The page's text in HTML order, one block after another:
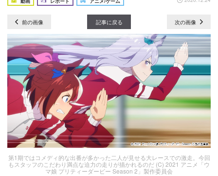
前の画像 記事に戻る 次の画像
第1期ではコメディ的な出番が多かった二人が見せる大レースでの激走。今回
もスタッフのこだわり満点な迫力の走りが描かれるのだ (C) 2021 アニメ「ウ
マ娘 プリティーダービー Season 2」製作委員会